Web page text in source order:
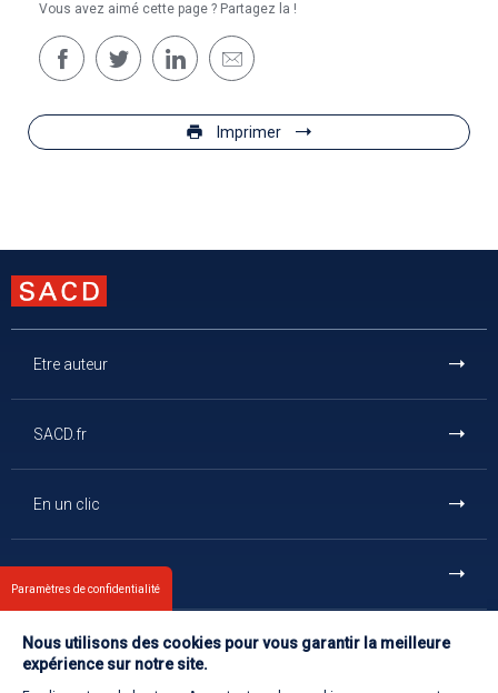
Vous avez aimé cette page ? Partagez la !
Imprimer
Etre auteur
SACD.fr
En un clic
Contact
Paramètres de confidentialité
Nous utilisons des cookies pour vous garantir la meilleure
expérience sur notre site.